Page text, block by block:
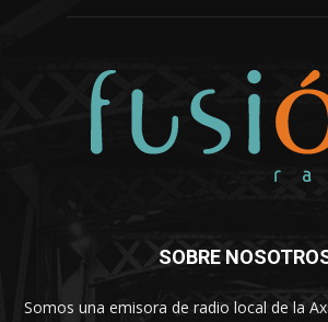
SOBRE
Somos una emisora de radio local de la